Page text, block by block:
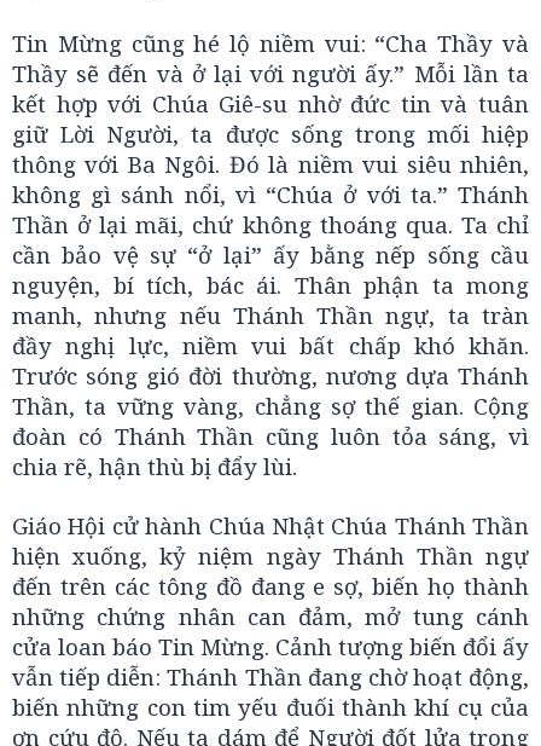
Tin Mừng cũng hé lộ niềm vui: “Cha Thầy và
Thầy sẽ đến và ở lại với người ấy.” Mỗi lần ta
kết hợp với Chúa Giê-su nhờ đức tin và tuân
giữ Lời Người, ta được sống trong mối hiệp
thông với Ba Ngôi. Đó là niềm vui siêu nhiên,
không gì sánh nổi, vì “Chúa ở với ta.” Thánh
Thần ở lại mãi, chứ không thoáng qua. Ta chỉ
cần bảo vệ sự “ở lại” ấy bằng nếp sống cầu
nguyện, bí tích, bác ái. Thân phận ta mong
manh, nhưng nếu Thánh Thần ngự, ta tràn
đầy nghị lực, niềm vui bất chấp khó khăn.
Trước sóng gió đời thường, nương dựa Thánh
Thần, ta vững vàng, chẳng sợ thế gian. Cộng
đoàn có Thánh Thần cũng luôn tỏa sáng, vì
chia rẽ, hận thù bị đẩy lùi.
Giáo Hội cử hành Chúa Nhật Chúa Thánh Thần
hiện xuống, kỷ niệm ngày Thánh Thần ngự
đến trên các tông đồ đang e sợ, biến họ thành
những chứng nhân can đảm, mở tung cánh
cửa loan báo Tin Mừng. Cảnh tượng biến đổi ấy
vẫn tiếp diễn: Thánh Thần đang chờ hoạt động,
biến những con tim yếu đuối thành khí cụ của
ơn cứu độ. Nếu ta dám để Người đốt lửa trong